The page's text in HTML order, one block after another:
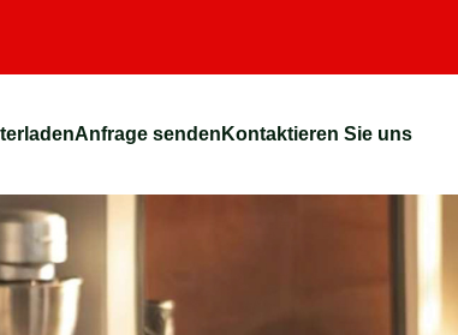
Anfrage senden Kontaktieren Sie uns